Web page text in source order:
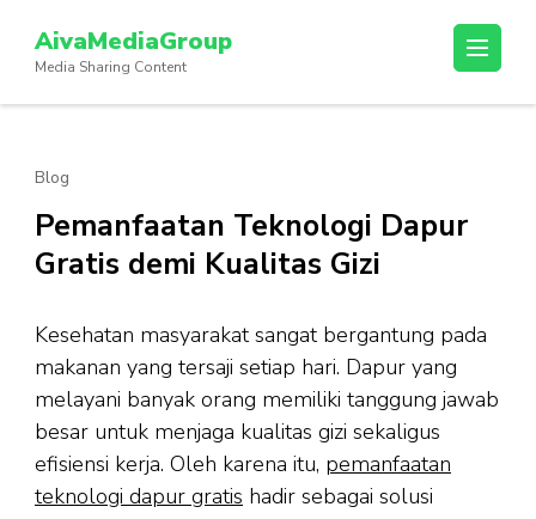
konten
(Tekan
AivaMediaGroup
Media Sharing Content
Blog
Pemanfaatan Teknologi Dapur
Gratis demi Kualitas Gizi
Kesehatan masyarakat sangat bergantung pada
makanan yang tersaji setiap hari. Dapur yang
melayani banyak orang memiliki tanggung jawab
besar untuk menjaga kualitas gizi sekaligus
efisiensi kerja. Oleh karena itu, pemanfaatan
teknologi dapur gratis hadir sebagai solusi